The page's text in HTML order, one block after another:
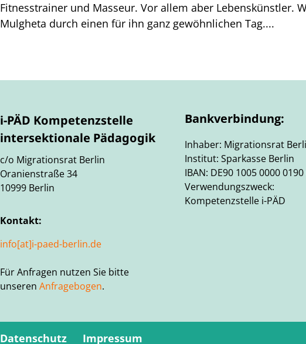
Fitnesstrainer und Masseur. Vor allem aber Lebenskünstler.
Mulgheta durch einen für ihn ganz gewöhnlichen Tag....
i-PÄD Kompetenzstelle
intersektionale Pädagogik
c/o Migrationsrat Berlin
Oranienstraße 34
10999 Berlin
Kontakt:
info[at]i-paed-berlin.de
Für Anfragen nutzen Sie bitte
unseren Anfragebogen.
Bankverbindung:
Inhaber: Migrationsrat
Institut: Sparkasse Berlin
IBAN: DE90 1005 0000
Verwendungszweck:
Kompetenzstelle i-PÄD
Datenschutz Impressum